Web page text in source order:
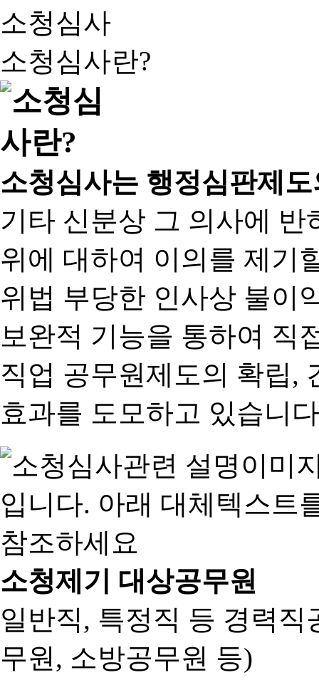
소청심사
소청심사란?
소청심사는 행정심판제
기타 신분상 그 의사에
위에 대하여 이의를 제기
위법 부당한 인사상 불이
보완적 기능을 통하여 직
직업 공무원제도의 확립,
효과를 도모하고 있습니
소청제기 대상공무원
일반직, 특정직 등 경력
무원, 소방공무원 등)